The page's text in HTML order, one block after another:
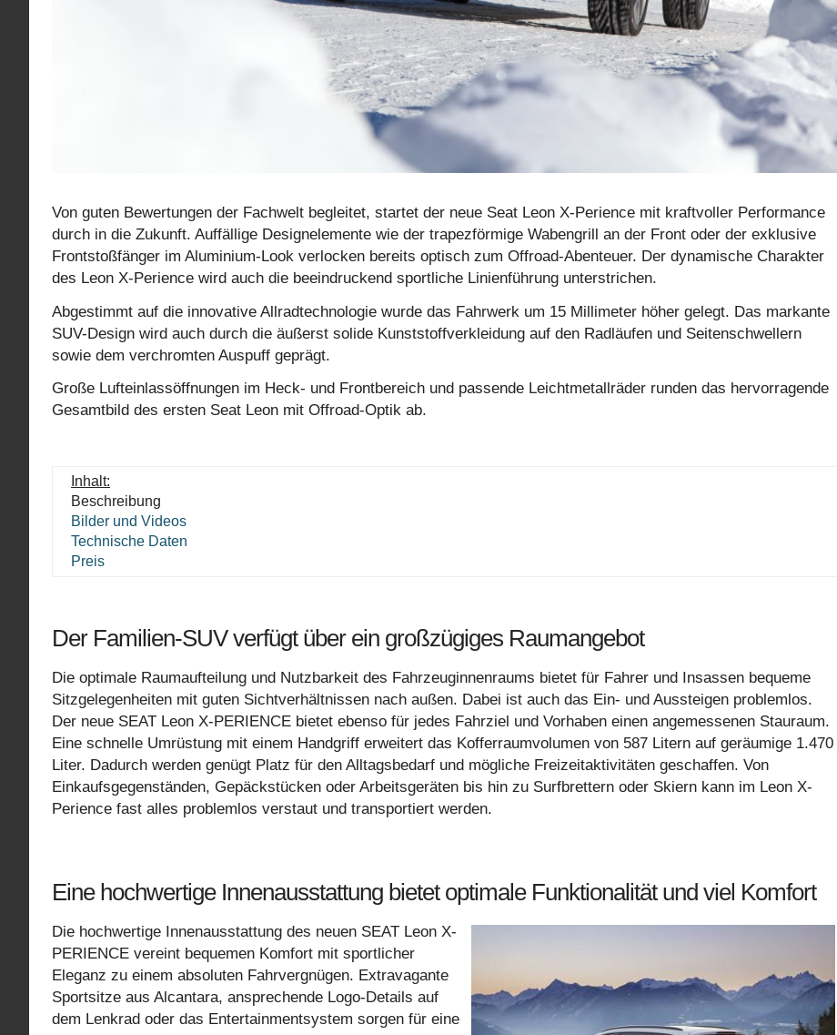
Von guten Bewertungen der Fachwelt begleitet, startet der neue Seat Leon X-Perience mit kraftvoller Performance
durch in die Zukunft. Auffällige Designelemente wie der trapezförmige Wabengrill an der Front oder der exklusive
Frontstoßfänger im Aluminium-Look verlocken bereits optisch zum Offroad-Abenteuer. Der dynamische Charakter
des Leon X-Perience wird auch die beeindruckend sportliche Linienführung unterstrichen.
Abgestimmt auf die innovative Allradtechnologie wurde das Fahrwerk um 15 Millimeter höher gelegt. Das markante
SUV-Design wird auch durch die äußerst solide Kunststoffverkleidung auf den Radläufen und Seitenschwellern
sowie dem verchromten Auspuff geprägt.
Große Lufteinlassöffnungen im Heck- und Frontbereich und passende Leichtmetallräder runden das hervorragende
Gesamtbild des ersten Seat Leon mit Offroad-Optik ab.
Inhalt:
Beschreibung
Bilder und Videos
Technische Daten
Preis
Der Familien-SUV verfügt über ein großzügiges Raumangebot
Die optimale Raumaufteilung und Nutzbarkeit des Fahrzeuginnenraums bietet für Fahrer und Insassen bequeme
Sitzgelegenheiten mit guten Sichtverhältnissen nach außen. Dabei ist auch das Ein- und Aussteigen problemlos.
Der neue SEAT Leon X-PERIENCE bietet ebenso für jedes Fahrziel und Vorhaben einen angemessenen Stauraum.
Eine schnelle Umrüstung mit einem Handgriff erweitert das Kofferraumvolumen von 587 Litern auf geräumige 1.470
Liter. Dadurch werden genügt Platz für den Alltagsbedarf und mögliche Freizeitaktivitäten geschaffen. Von
Einkaufsgegenständen, Gepäckstücken oder Arbeitsgeräten bis hin zu Surfbrettern oder Skiern kann im Leon X-
Perience fast alles problemlos verstaut und transportiert werden.
Eine hochwertige Innenausstattung bietet optimale Funktionalität und viel Komfort
Die hochwertige Innenausstattung des neuen SEAT Leon X-
PERIENCE vereint bequemen Komfort mit sportlicher
Eleganz zu einem absoluten Fahrvergnügen. Extravagante
Sportsitze aus Alcantara, ansprechende Logo-Details auf
dem Lenkrad oder das Entertainmentsystem sorgen für eine